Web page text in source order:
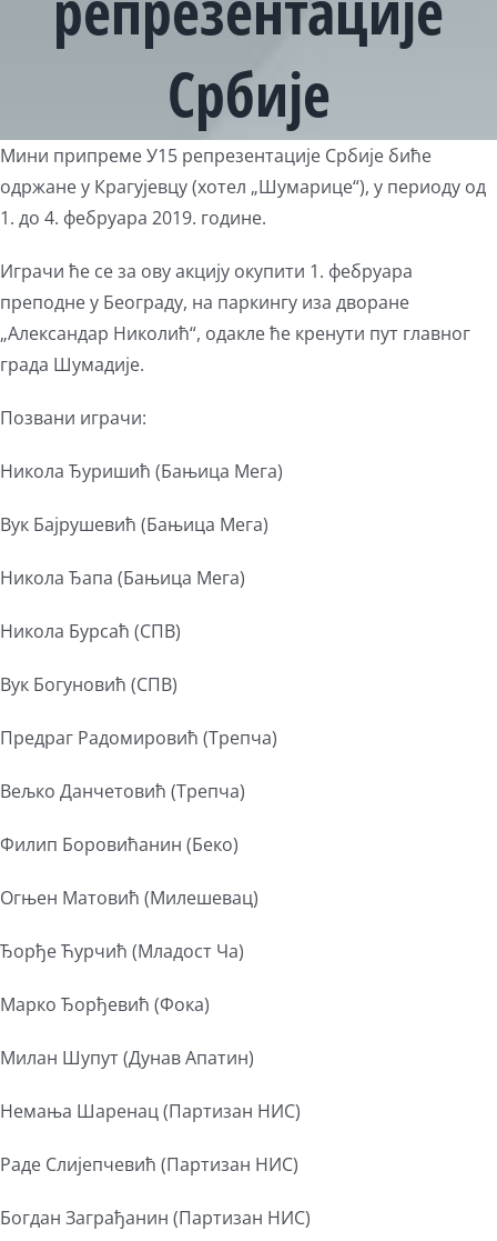
Србије
View
Larger
Image
Мини припреме У15 репрезентације Србије биће
одржане у Крагујевцу (хотел „Шумарице“), у периоду од
1. до 4. фебруара 2019. године.
Играчи ће се за ову акцију окупити 1. фебруара
преподне у Београду, на паркингу иза дворане
„Александар Николић“, одакле ће кренути пут главног
града Шумадије.
Позвани играчи:
Никола Ђуришић (Бањица Мега)
Вук Бајрушевић (Бањица Мега)
Никола Ђапа (Бањица Мега)
Никола Бурсаћ (СПВ)
Вук Богуновић (СПВ)
Предраг Радомировић (Трепча)
Вељко Данчетовић (Трепча)
Филип Боровићанин (Беко)
Огњен Матовић (Милешевац)
Ђорђе Ћурчић (Младост Ча)
Марко Ђорђевић (Фока)
Милан Шупут (Дунав Апатин)
Немања Шаренац (Партизан НИС)
Раде Слијепчевић (Партизан НИС)
Богдан Заграђанин (Партизан НИС)